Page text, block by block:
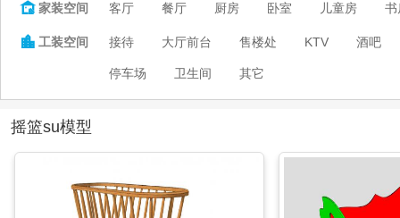
家装空间 客厅 餐厅 厨房 卧室 儿童房 书
 工装空间 接待 大厅前台 售楼处 KTV 酒吧
停车场 卫生间 其它
摇篮su模型